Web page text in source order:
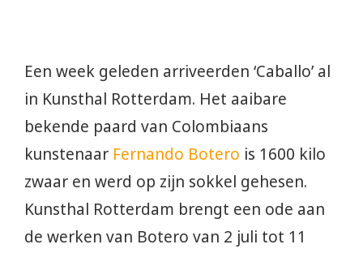
Een week geleden arriveerden ‘Caballo’ al
in Kunsthal Rotterdam. Het aaibare
bekende paard van Colombiaans
kunstenaar Fernando Botero is 1600 kilo
zwaar en werd op zijn sokkel gehesen.
Kunsthal Rotterdam brengt een ode aan
de werken van Botero van 2 juli tot 11